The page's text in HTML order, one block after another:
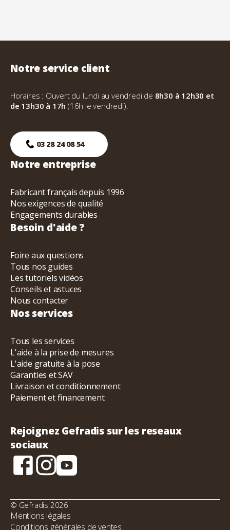
Notre service client
Horaires : Ouvert du lundi au vendredi de 8h30 à 12h30 et
de 13h30 à 17h(16h le vendredi).
03 28 24 08 54
Notre entreprise
Fabricant français depuis 1996
Nos exigences de qualité
Engagements durables
Besoin d'aide ?
Foire aux questions
Tous nos guides
Les tutoriels vidéos
Conseils et astuces
Nous contacter
Nos services
Tous les services
L'aide à la prise de mesures
L'aide gratuite à la pose
Garanties et SAV
Livraison et conditionnement
Paiement et financement
Rejoignez Gefradis sur les reseaux
sociaux
© Gefradis 2026
Mentions légales
Conditions générales de ventes